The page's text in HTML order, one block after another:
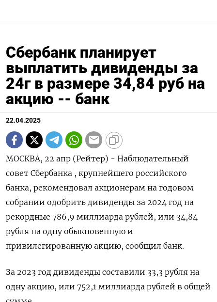
Сбербанк планирует
выплатить дивиденды за
24г в размере 34,84 руб на
акцию -- банк
22.04.2025
МОСКВА, 22 апр (Рейтер) - Наблюдательный
совет Сбербанка , крупнейшего российского
банка, рекомендовал акционерам на годовом
собрании одобрить дивиденды за 2024 год на
рекордные 786,9 миллиарда рублей, или 34,84
рубля на одну обыкновенную и
привилегированную акцию, сообщил банк.
За 2023 год дивиденды составили 33,3 рубля на
одну акцию, или 752,1 миллиарда рублей в общей